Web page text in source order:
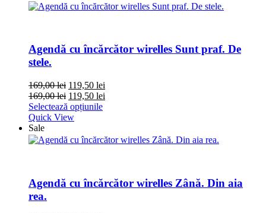
Agendă cu încărcător wirelles Sunt praf. De
stele.
169,00lei 119,50 lei
169,00lei 119,50 lei
Selectează opțiunile
Quick View
Sale
Agendă cu încărcător wirelles Zână. Din aia
rea.